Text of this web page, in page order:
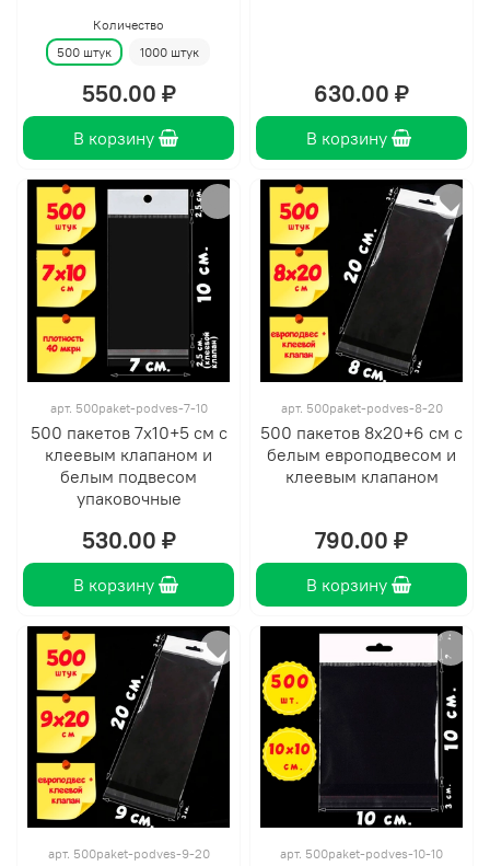
Количество
500 штук
1000 штук
550.00 ₽
В корзину
630.00 ₽
В корзину
арт. 500paket-podves-7-10
500 пакетов 7х10+5 см с
клеевым клапаном и
белым подвесом
упаковочные
530.00 ₽
В корзину
арт. 500paket-podves-8-20
500 пакетов 8х20+6 см с
белым европодвесом и
клеевым клапаном
790.00 ₽
В корзину
арт. 500paket-podves-9-20 арт. 500paket-podves-10-10